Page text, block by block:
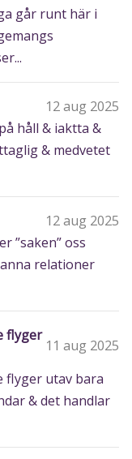
går runt här i
12 aug 2025
håll & iaktta &
& medvetet
12 aug 2025
”saken” oss
relationer
flyger
11 aug 2025
flyger utav bara
& det handlar